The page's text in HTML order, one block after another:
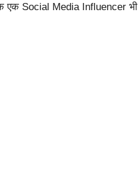
एक Social Media Influencer भी